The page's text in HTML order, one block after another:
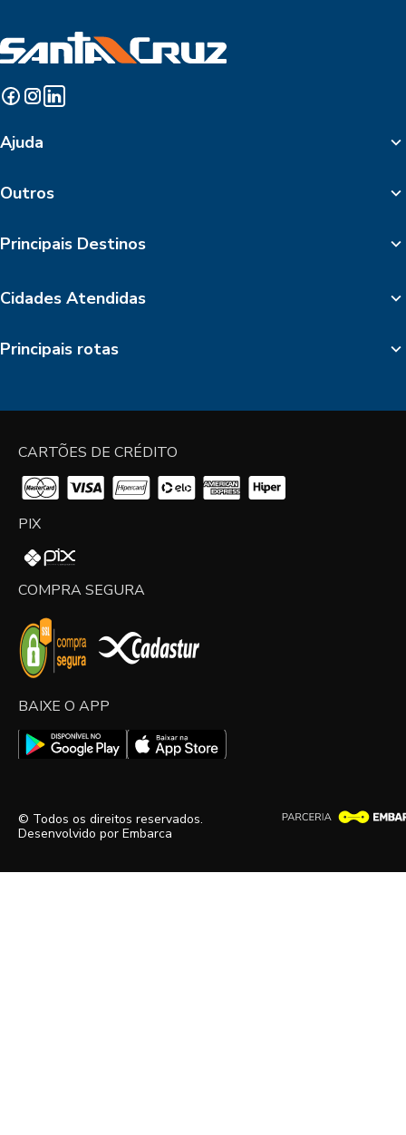
Ajuda
Outros
Principais Destinos
Cidades Atendidas
Principais rotas
CARTÕES DE CRÉDITO
PIX
COMPRA SEGURA
BAIXE O APP
© Todos os direitos reservados.
Desenvolvido por Embarca